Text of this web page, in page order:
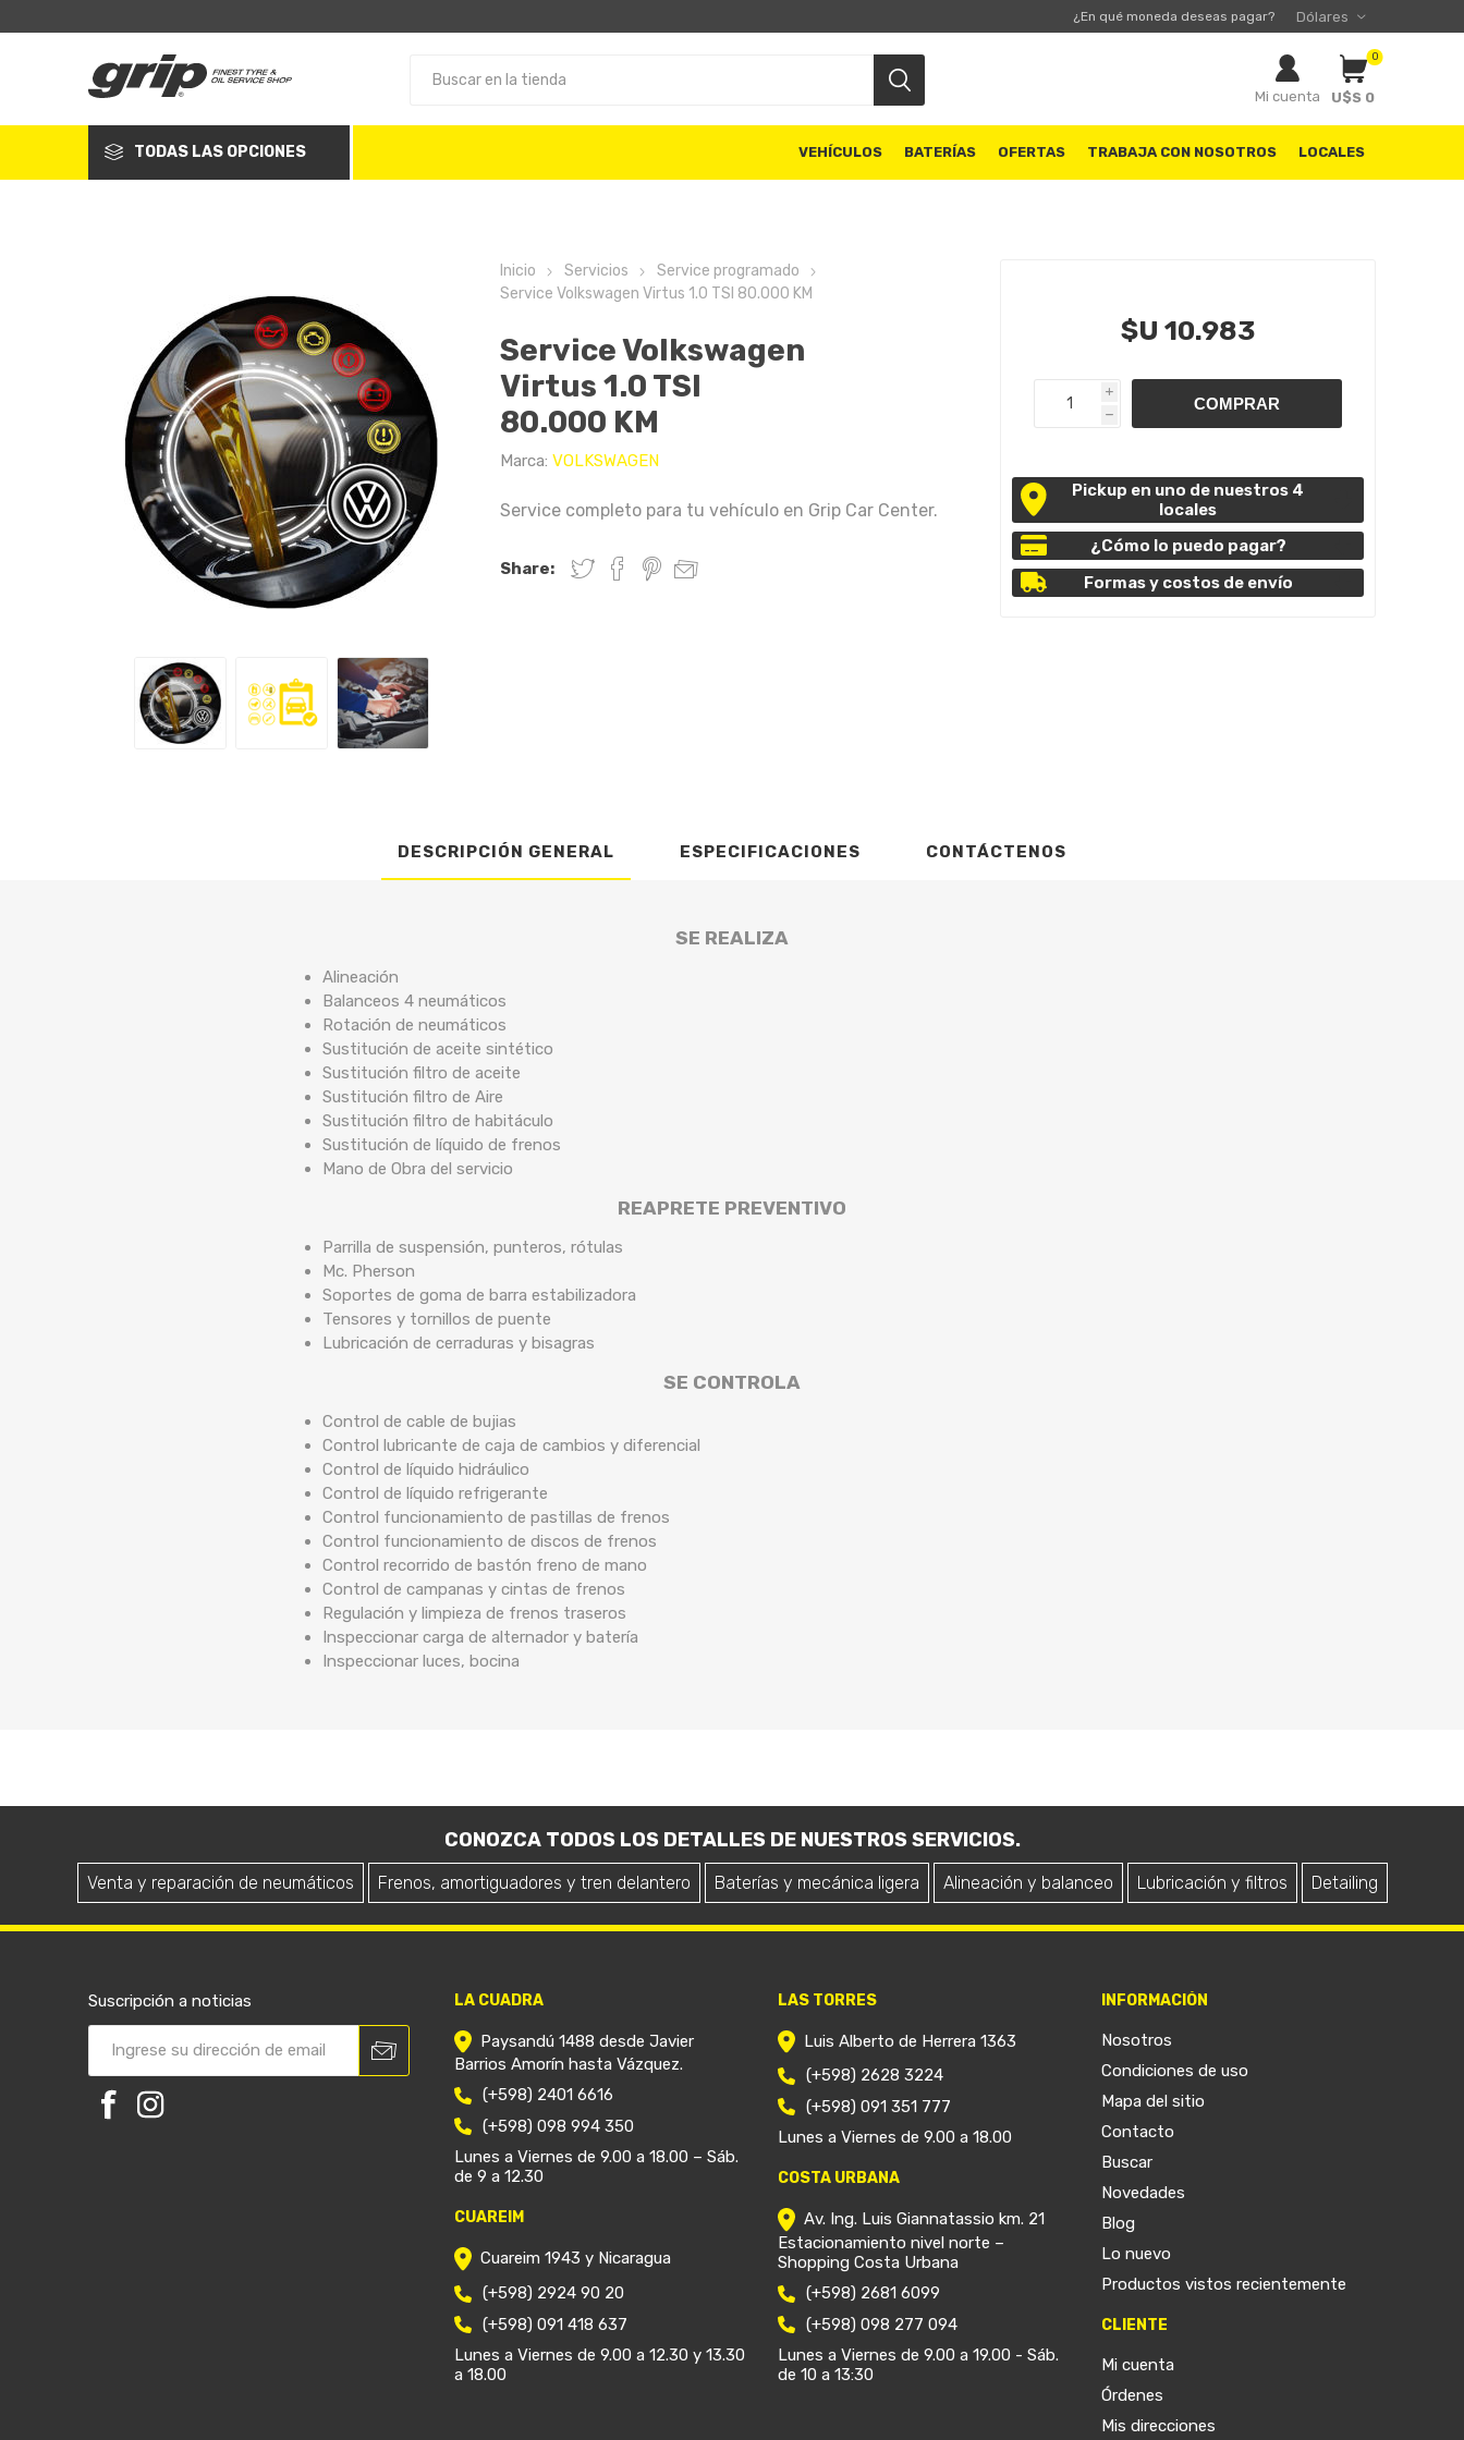
¿En qué moneda deseas pagar?
Mi cuenta
0
U$S 0
TODAS LAS OPCIONES VEHÍCULOS BATERÍAS OFERTAS TRABAJA CON NOSOTROS LOCALES
Inicio Servicios
Service programado
Service Volkswagen Virtus 1.0 TSI 80.000 KM
Service Volkswagen
Virtus 1.0 TSI
80.000 KM
Marca: VOLKSWAGEN
Service completo para tu vehículo en Grip Car Center.
Share:
$U 10.983
i
h
Pickup en uno de nuestros 4
locales
¿Cómo lo puedo pagar?
Formas y costos de envío
DESCRIPCIÓN GENERAL ESPECIFICACIONES CONTÁCTENOS
SE REALIZA
Alineación
Balanceos 4 neumáticos
Rotación de neumáticos
Sustitución de aceite sintético
Sustitución filtro de aceite
Sustitución filtro de Aire
Sustitución filtro de habitáculo
Sustitución de líquido de frenos
Mano de Obra del servicio
REAPRETE PREVENTIVO
Parrilla de suspensión, punteros, rótulas
Mc. Pherson
Soportes de goma de barra estabilizadora
Tensores y tornillos de puente
Lubricación de cerraduras y bisagras
SE CONTROLA
Control de cable de bujias
Control lubricante de caja de cambios y diferencial
Control de líquido hidráulico
Control de líquido refrigerante
Control funcionamiento de pastillas de frenos
Control funcionamiento de discos de frenos
Control recorrido de bastón freno de mano
Control de campanas y cintas de frenos
Regulación y limpieza de frenos traseros
Inspeccionar carga de alternador y batería
Inspeccionar luces, bocina
CONOZCA TODOS LOS DETALLES DE NUESTROS SERVICIOS.
Venta y reparación de neumáticos Frenos, amortiguadores y tren delantero Baterías y mecánica ligera Alineación y balanceo Lubricación y filtros Detailing
Suscripción a noticias LA CUADRA
Paysandú 1488 desde Javier
Barrios Amorín hasta Vázquez.
(+598) 2401 6616
(+598) 098 994 350
Lunes a Viernes de 9.00 a 18.00 – Sáb.
de 9 a 12.30
CUAREIM
Cuareim 1943 y Nicaragua
(+598) 2924 90 20
(+598) 091 418 637
Lunes a Viernes de 9.00 a 12.30 y 13.30
a 18.00
LAS TORRES
Luis Alberto de Herrera 1363
(+598) 2628 3224
(+598) 091 351 777
Lunes a Viernes de 9.00 a 18.00
COSTA URBANA
Av. Ing. Luis Giannatassio km. 21
Estacionamiento nivel norte –
Shopping Costa Urbana
(+598) 2681 6099
(+598) 098 277 094
Lunes a Viernes de 9.00 a 19.00 - Sáb.
de 10 a 13:30
INFORMACIÓN
Nosotros
Condiciones de uso
Mapa del sitio
Contacto
Buscar
Novedades
Blog
Lo nuevo
Productos vistos recientemente
CLIENTE
Mi cuenta
Órdenes
Mis direcciones